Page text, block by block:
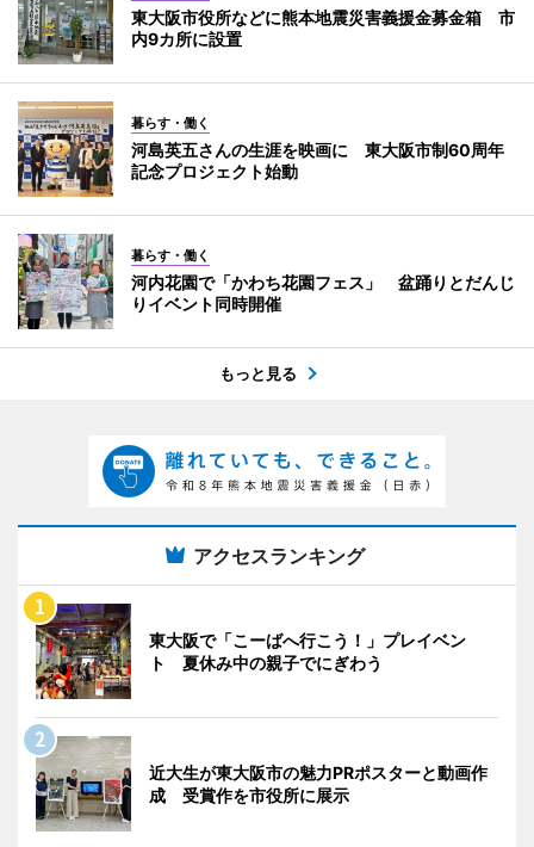
東大阪市役所などに熊本地震災害義援金募金箱 市
内9カ所に設置
暮らす・働く
河島英五さんの生涯を映画に 東大阪市制60周年
記念プロジェクト始動
暮らす・働く
河内花園で「かわち花園フェス」 盆踊りとだんじ
りイベント同時開催
もっと見る
アクセスランキング
東大阪で「こーばへ行こう！」プレイベン
ト 夏休み中の親子でにぎわう
近大生が東大阪市の魅力PRポスターと動画作
成 受賞作を市役所に展示